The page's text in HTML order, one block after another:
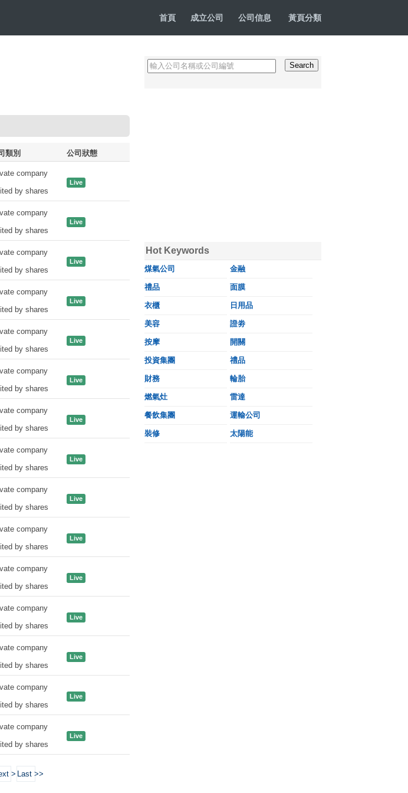
首頁 成立公司 公司信息 黃頁分類
類別 公司狀態
company
by shares
Live
company
by shares
Live
company
by shares
Live
company
by shares
Live
company
by shares
Live
company
by shares
Live
company
by shares
Live
company
by shares
Live
company
by shares
Live
company
by shares
Live
company
by shares
Live
company
by shares
Live
company
by shares
Live
company
by shares
Live
company
by shares
Live
> Last >>
Hot Keywords
煤氣公司 金融
禮品 面膜
衣櫃 日用品
美容 證劵
按摩 開關
投資集團 禮品
財務 輪胎
燃氣灶 雷達
餐飲集團 運輸公司
裝修 太陽能